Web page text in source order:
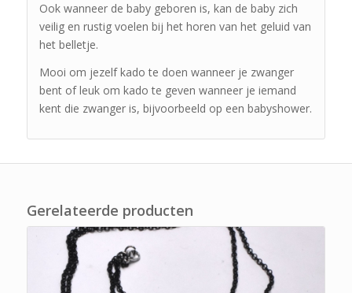
Ook wanneer de baby geboren is, kan de baby zich
veilig en rustig voelen bij het horen van het geluid van
het belletje.
Mooi om jezelf kado te doen wanneer je zwanger
bent of leuk om kado te geven wanneer je iemand
kent die zwanger is, bijvoorbeeld op een babyshower.
Gerelateerde producten